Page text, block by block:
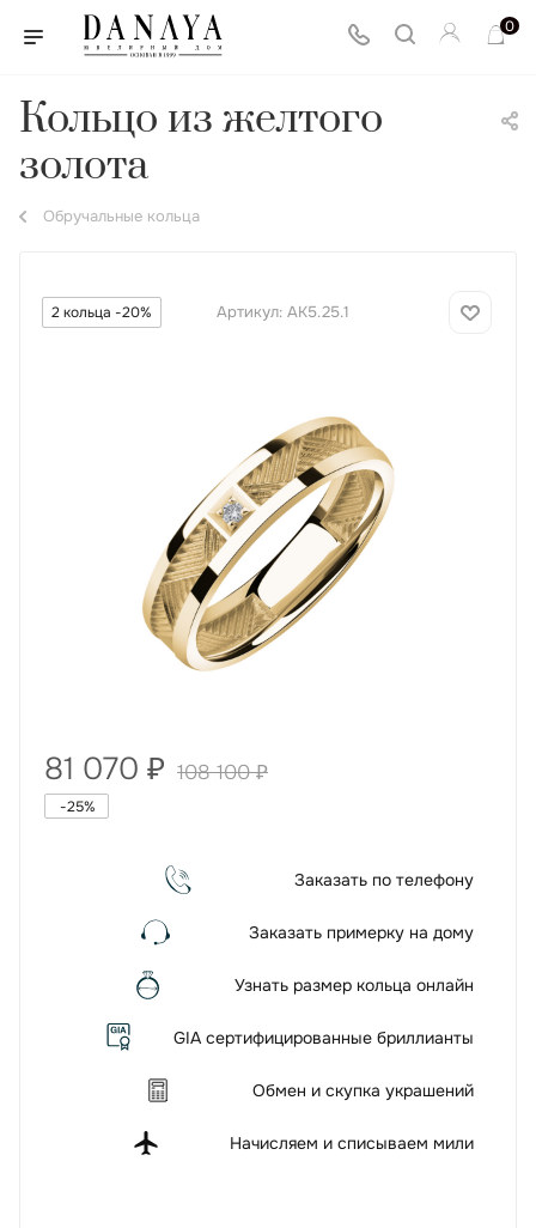
0
Кольцо из желтого
золота
Обручальные кольца
2 кольца -20% Артикул: АК5.25.1
81 070 ₽ 108 100₽
-25%
Заказать по телефону
Заказать примерку на дому
Узнать размер кольца онлайн
GIA сертифицированные бриллианты
Обмен и скупка украшений
Начисляем и списываем мили